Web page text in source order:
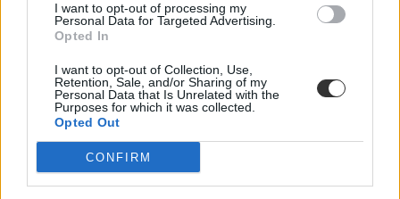
I want to opt-out of processing my
Personal Data for Targeted Advertising.
Opted In
I want to opt-out of Collection, Use,
Retention, Sale, and/or Sharing of my
Personal Data that Is Unrelated with the
Purposes for which it was collected.
Opted Out
CONFIRM
nyelvű ország kulturális termékeit mutathassuk be. Könyvtárunk
szeretettel vár mindenkit, aki a könyvek világának legújabb
fejleményeiről szeretnének tájékozódni. Itteni csapatunk arra
törekszik, hogy minden évben frissítse gyűjteményünket a spanyol
nyelven megjelent újdonságokkal” – magyarázza a tanulmányi